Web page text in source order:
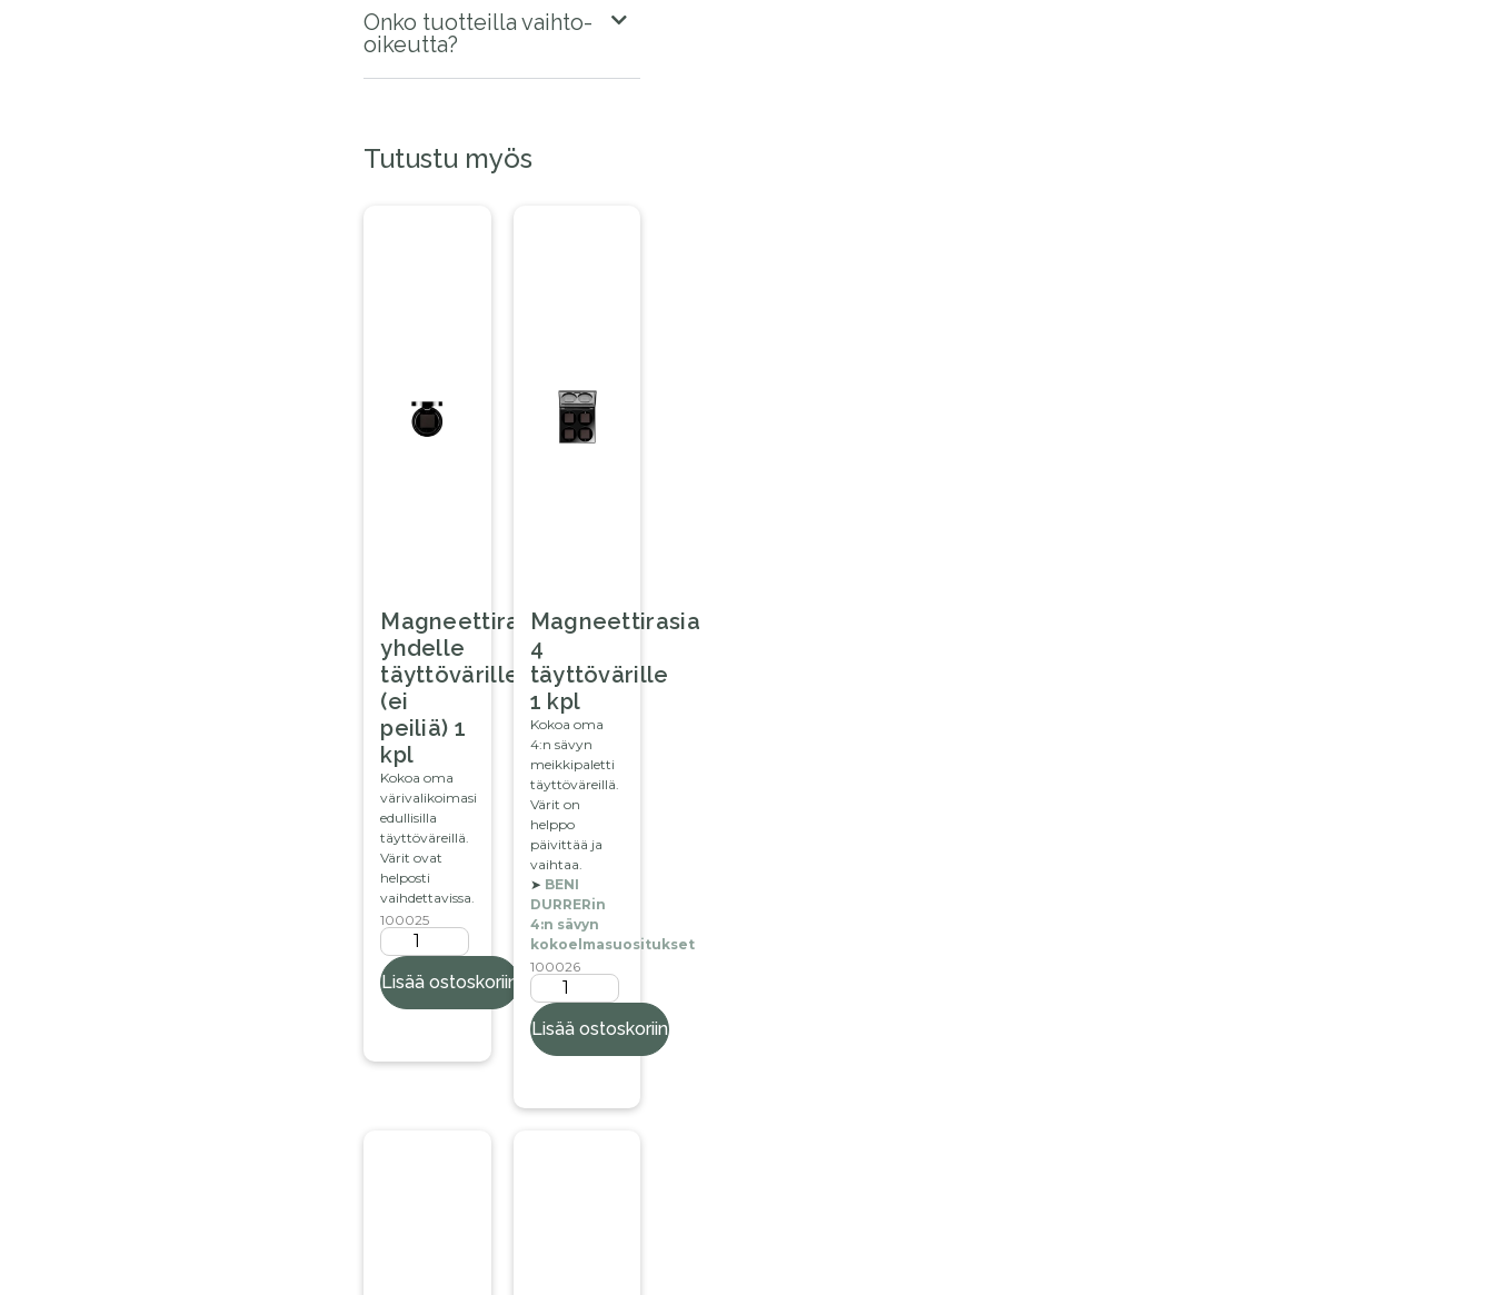
Onko tuotteilla vaihto-
oikeutta?
Tutustu myös
Magneettirasia
yhdelle
täyttövärille
(ei
peiliä) 1
kpl
Kokoa oma
värivalikoimasi
edullisilla
täyttöväreillä.
Värit ovat
helposti
vaihdettavissa.
100025
Lisää ostoskoriin
Magneettirasia
4
täyttövärille
1 kpl
Kokoa oma
4:n sävyn
meikkipaletti
täyttöväreillä.
Värit on
helppo
päivittää ja
vaihtaa.
➤ BENI
DURRERin
4:n sävyn
kokoelmasuositukset
100026
Lisää ostoskoriin